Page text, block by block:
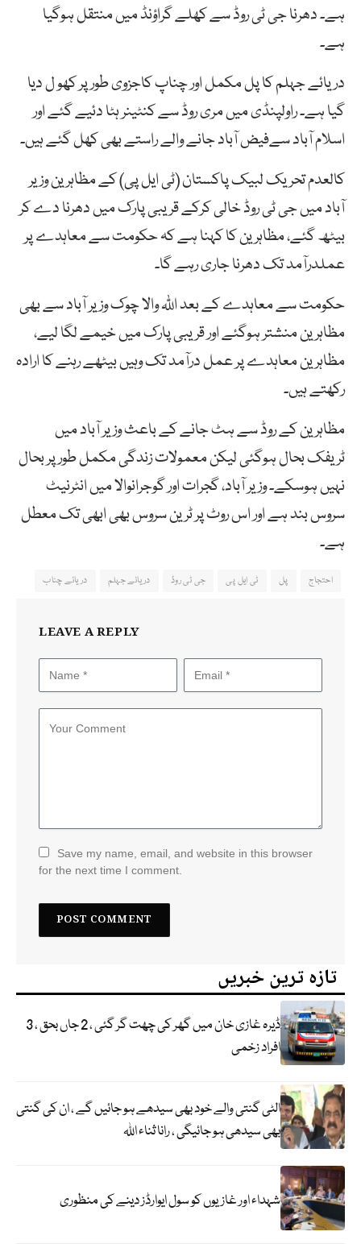
ہے۔ دھرنا جی ٹی روڈ سے کھلے گراؤنڈ میں منتقل ہوگیا
ہے۔
دریائے جہلم کا پل مکمل اور چناپ کاجزوی طور پر کھو ل دیا
گیا ہے۔ راولپنڈی میں مری روڈ سے کنٹینر ہٹا دئیے گئے اور
اسلام آباد سےفیض آباد جانے والے راستے بھی کھل گئے ہیں۔
کالعدم تحریک لبیک پاکستان (ٹی ایل پی) کے مظاہرین وزیر
آباد میں جی ٹی روڈ خالی کرکے قریبی پارک میں دھرنا دے کر
بیٹھ گئے، مظاہرین کا کہنا ہے کہ حکومت سے معاہدے پر
عملدرآمد تک دھرنا جاری رہے گا۔
حکومت سے معاہدے کے بعد اللّٰہ والا چوک وزیر آباد سے بھی
مظاہرین منشتر ہوگئے اور قریبی پارک میں خیمے لگا لیے،
مظاہرین معاہدے پر عمل درآمد تک وہیں بیٹھے رہنے کا ارادہ
رکھتے ہیں۔
مظاہرین کے روڈ سے ہٹ جانے کے باعث وزير آباد میں
ٹریفک بحال ہوگئی لیکن معمولات زندگی مکمل طور پر بحال
نہیں ہوسکے۔ وزیر آباد، گجرات اور گوجرانوالا میں انٹرنیٹ
سروس بند ہے اور اس روٹ پر ٹرین سروس بھی ابھی تک معطل
ہے۔
احتجاج پل ٹی ایل پی جی ٹی روڈ دریائے جہلم دریائے چناب
LEAVE A REPLY
Save my name, email, and website in this browser
for the next time I comment.
تازہ ترین خبریں
ڈیرہ غازی خان میں گھر کی چھت گر گئی ، 2 جاں بحق ، 3
افراد زخمی
الٹی گنتی والے خود بھی سیدھے ہو جائیں گے ، ان کی گنتی
بھی سیدھی ہو جائیگی ، رانا ثناء اللہ
شہداء اور غازیوں کو سول ایوارڈز دینے کی منظوری